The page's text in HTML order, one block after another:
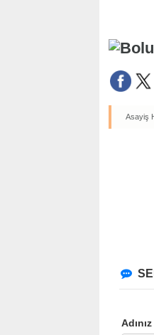
Asayiş